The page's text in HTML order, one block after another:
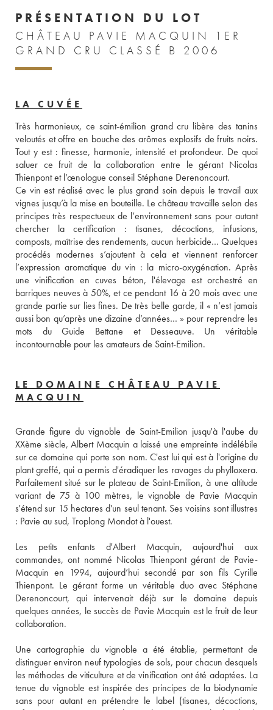
PRÉSENTATION DU LOT
CHÂTEAU PAVIE MACQUIN 1ER
GRAND CRU CLASSÉ B 2006
LA CUVÉE
Très harmonieux, ce saint-émilion grand cru libère des tanins
veloutés et offre en bouche des arômes explosifs de fruits noirs.
Tout y est : finesse, harmonie, intensité et profondeur. De quoi
saluer ce fruit de la collaboration entre le gérant Nicolas
Thienpont et l’œnologue conseil Stéphane Derenoncourt.
Ce vin est réalisé avec le plus grand soin depuis le travail aux
vignes jusqu’à la mise en bouteille. Le château travaille selon des
principes très respectueux de l’environnement sans pour autant
chercher la certification : tisanes, décoctions, infusions,
composts, maîtrise des rendements, aucun herbicide… Quelques
procédés modernes s’ajoutent à cela et viennent renforcer
l’expression aromatique du vin : la micro-oxygénation. Après
une vinification en cuves béton, l'élevage est orchestré en
barriques neuves à 50%, et ce pendant 16 à 20 mois avec une
grande partie sur lies fines. De très belle garde, il « n’est jamais
aussi bon qu’après une dizaine d’années… » pour reprendre les
mots du Guide Bettane et Desseauve. Un véritable
incontournable pour les amateurs de Saint-Emilion.
LE DOMAINE CHÂTEAU PAVIE
MACQUIN
Grande figure du vignoble de Saint-Emilion jusqu'à l'aube du
XXème siècle, Albert Macquin a laissé une empreinte indélébile
sur ce domaine qui porte son nom. C'est lui qui est à l'origine du
plant greffé, qui a permis d'éradiquer les ravages du phylloxera.
Parfaitement situé sur le plateau de Saint-Emilion, à une altitude
variant de 75 à 100 mètres, le vignoble de Pavie Macquin
s'étend sur 15 hectares d'un seul tenant. Ses voisins sont illustres
: Pavie au sud, Troplong Mondot à l'ouest.
Les petits enfants d'Albert Macquin, aujourd'hui aux
commandes, ont nommé Nicolas Thienpont gérant de Pavie-
Macquin en 1994, aujourd’hui secondé par son fils Cyrille
Thienpont. Le gérant forme un véritable duo avec Stéphane
Derenoncourt, qui intervenait déjà sur le domaine depuis
quelques années, le succès de Pavie Macquin est le fruit de leur
collaboration.
Une cartographie du vignoble a été établie, permettant de
distinguer environ neuf typologies de sols, pour chacun desquels
les méthodes de viticulture et de vinification ont été adaptées. La
tenue du vignoble est inspirée des principes de la biodynamie
sans pour autant en prétendre le label (tisanes, décoctions,